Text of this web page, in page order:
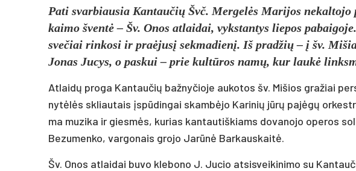
Pa­ti svar­biau­sia Kan­tau­čių Švč. Mer­ge­lės Ma­ri­jos
kai­mo šven­tė – Šv. Onos at­lai­dai, vyks­tan­tys lie­pos
sve­čiai rin­ko­si ir praė­ju­sį sek­ma­die­nį. Iš pra­džių – į šv.
Jo­nas Ju­cys, o pa­skui – prie kul­tū­ros na­mų, kur lau­kė
At­lai­dų pro­ga Kan­tau­čių baž­ny­čio­je au­ko­tos šv. Mi­šios gra­žiai
ny­tė­lės skliau­tais įspū­din­gai skam­bė­jo Ka­ri­nių jū­rų pa­jė­gų
ma mu­zi­ka ir gies­mės, ku­rias kan­tau­tiš­kiams do­va­no­jo ope­ros
Be­zu­men­ko, var­go­nais gro­jo Ja­rū­nė Bar­kaus­kai­tė.
Šv. Onos at­lai­dai bu­vo kle­bo­no J. Ju­cio at­si­svei­ki­ni­mo su